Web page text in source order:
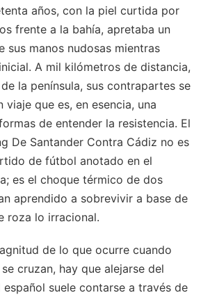
años, con la piel curtida por
frente a la bahía, apretaba un
sus manos nudosas mientras
A mil kilómetros de distancia,
la península, sus contrapartes se
viaje que es, en esencia, una
de entender la resistencia. El
De Santander Contra Cádiz no es
de fútbol anotado en el
es el choque térmico de dos
aprendido a sobrevivir a base de
roza lo irracional.
de lo que ocurre cuando
cruzan, hay que alejarse del
suele contarse a través de